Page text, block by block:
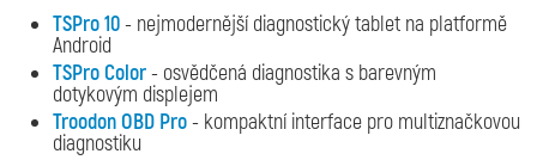
TSPro 10- nejmodernější diagnostický tablet na platformě
Android
TSPro Color- osvědčená diagnostika s barevným
dotykovým displejem
Troodon OBD Pro- kompaktní interface pro multiznačkovou
diagnostiku